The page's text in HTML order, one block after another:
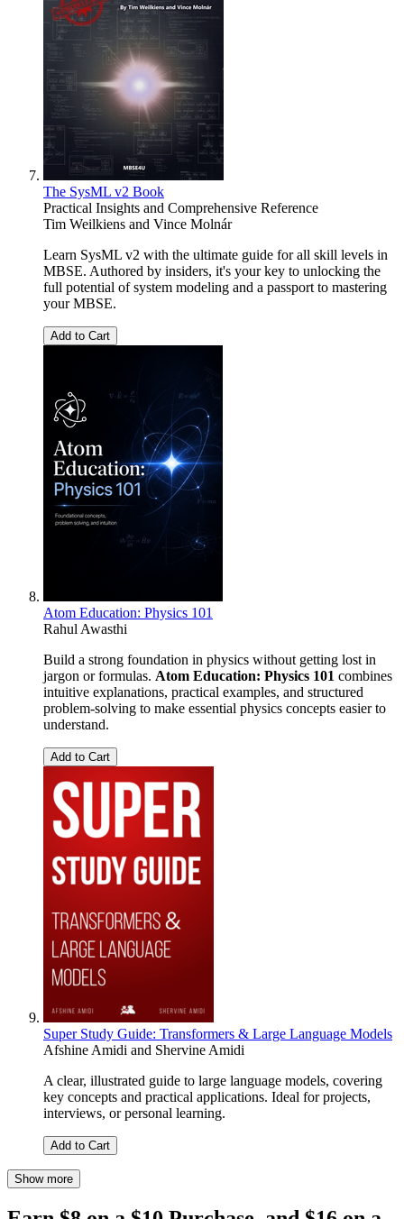
The SysML v2 Book
Practical Insights and Comprehensive Reference
Tim Weilkiens and Vince Molnár
Learn SysML v2 with the ultimate guide for all skill levels in
MBSE. Authored by insiders, it's your key to unlocking the
full potential of system modeling and a passport to mastering
your MBSE.
Add to Cart
Atom Education: Physics 101
Rahul Awasthi
Build a strong foundation in physics without getting lost in
jargon or formulas. Atom Education: Physics 101 combines
intuitive explanations, practical examples, and structured
problem-solving to make essential physics concepts easier to
understand.
Add to Cart
Super Study Guide: Transformers & Large Language Models
Afshine Amidi and Shervine Amidi
A clear, illustrated guide to large language models, covering
key concepts and practical applications. Ideal for projects,
interviews, or personal learning.
Add to Cart
Show more